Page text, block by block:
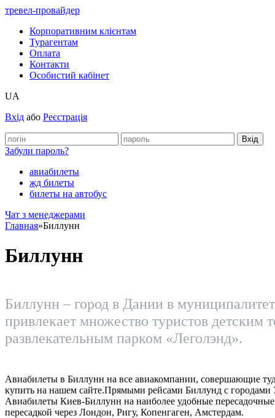
тревел-провайдер
Корпоративним клієнтам
Турагентам
Оплата
Контакти
Особистий кабінет
UA
Вхід або Реєстрація
Забули пароль?
авиабилеты
жд билеты
билеты на автобус
Чат з менеджерами
Главная»Биллунн
Биллунн
Биллунн – город в Дании в
привлекает множество туристов детским
развлекательным парком «Леголэнд».
Авиабилеты в Биллунн на все авиакомпании, совершающие
купить на нашем сайте.Прямыми рейсами Биллунд с городами
Авиабилеты Киев-Биллунн на наиболее удобные
пересадкой через Лондон, Ригу, Копенгаген, Амстердам.